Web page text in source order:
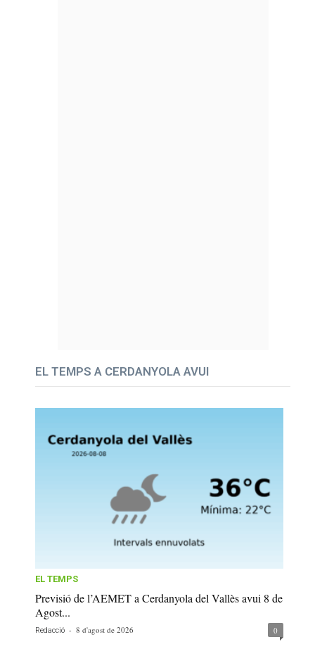
EL TEMPS A CERDANYOLA AVUI
EL TEMPS
Previsió de l’AEMET a Cerdanyola del Vallès avui 8 de
Agost...
Redacció - 8 d'agost de 2026 0